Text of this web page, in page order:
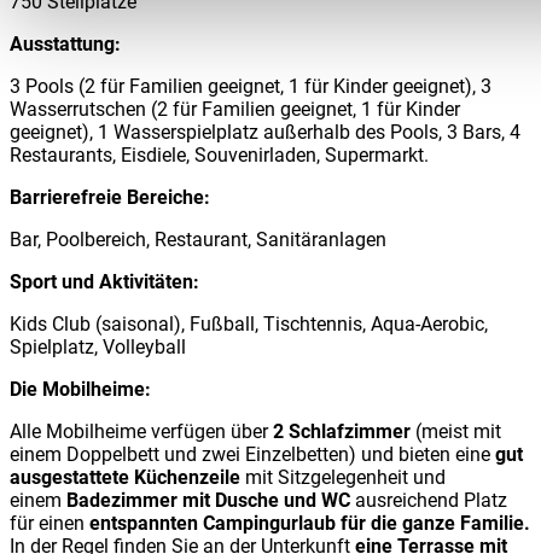
Ausstattung:
3 Pools (2 für Familien geeignet, 1 für Kinder geeignet), 3
Wasserrutschen (2 für Familien geeignet, 1 für Kinder
geeignet), 1 Wasserspielplatz außerhalb des Pools, 3 Bars, 4
Restaurants, Eisdiele, Souvenirladen, Supermarkt.
Barrierefreie Bereiche:
Bar, Poolbereich, Restaurant, Sanitäranlagen
Sport und Aktivitäten:
Kids Club (saisonal), Fußball, Tischtennis, Aqua-Aerobic,
Spielplatz, Volleyball
Die Mobilheime:
Alle Mobilheime verfügen über2 Schlafzimmer (meist mit
einem Doppelbett und zwei Einzelbetten) und bieten eine gut
ausgestattete Küchenzeile mit Sitzgelegenheit und
einem Badezimmer mit Dusche und WC ausreichend Platz
für einen entspannten Campingurlaub für die ganze Familie.
In der Regel finden Sie an der Unterkunft eine Terrasse mit